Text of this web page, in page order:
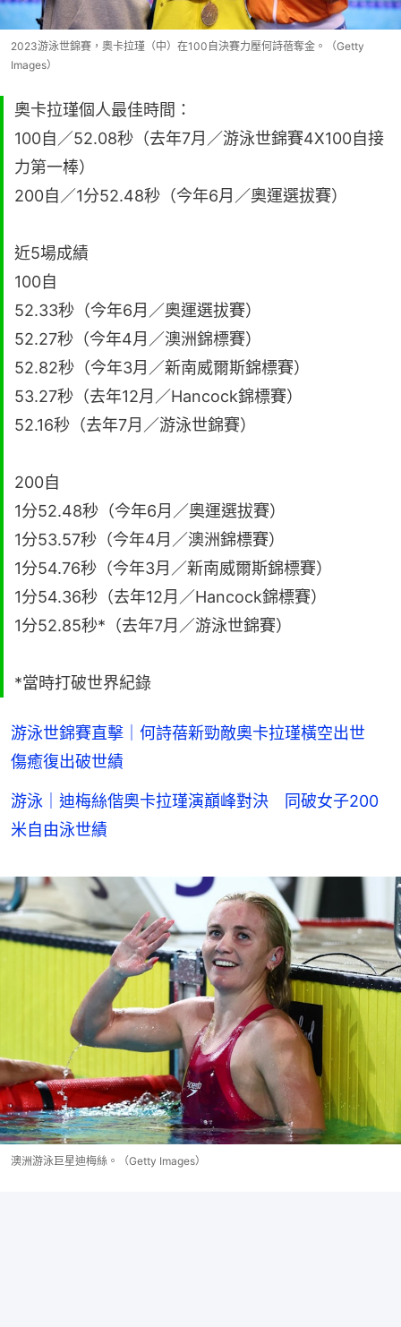
2023游泳世錦賽，奧卡拉瑾（中）在100自決賽力壓何詩蓓奪金。（Getty
Images）
奧卡拉瑾個人最佳時間：
100自／52.08秒（去年7月／游泳世錦賽4X100自接
力第一棒）
200自／1分52.48秒（今年6月／奧運選拔賽）
近5場成績
100自
52.33秒（今年6月／奧運選拔賽）
52.27秒（今年4月／澳洲錦標賽）
52.82秒（今年3月／新南威爾斯錦標賽）
53.27秒（去年12月／Hancock錦標賽）
52.16秒（去年7月／游泳世錦賽）
200自
1分52.48秒（今年6月／奧運選拔賽）
1分53.57秒（今年4月／澳洲錦標賽）
1分54.76秒（今年3月／新南威爾斯錦標賽）
1分54.36秒（去年12月／Hancock錦標賽）
1分52.85秒*（去年7月／游泳世錦賽）
*當時打破世界紀錄
游泳世錦賽直擊｜何詩蓓新勁敵奧卡拉瑾橫空出世
傷癒復出破世績
游泳｜迪梅絲偕奧卡拉瑾演巔峰對決 同破女子200
米自由泳世績
澳洲游泳巨星迪梅絲。（Getty Images）